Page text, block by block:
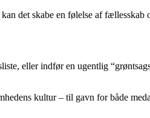
det skabe en følelse af fællesskab
eller indfør en ugentlig
kultur – til gavn for både